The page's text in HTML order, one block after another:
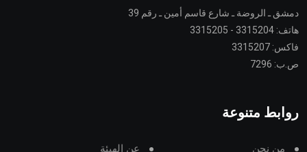
دمشق ـ الروضة ـ شارع قاسم أمين ـ رقم 39
هاتف: 3315204 - 3315205
فاكس: 3315207
ص.ب: 7296
روابط متنوعة
من نحن عن الهيئة